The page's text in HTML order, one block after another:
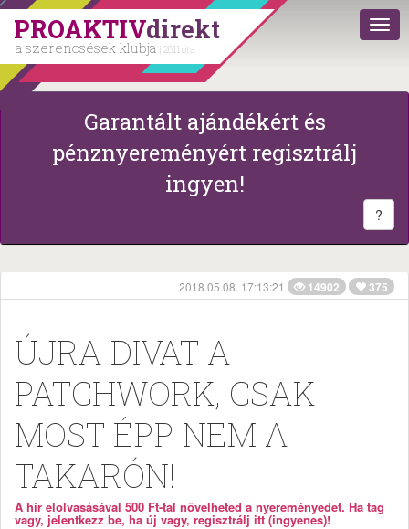
PROAKTIVdirekt
a szerencsések klubja | 2011 óta
Garantált ajándékért és
pénznyereményért regisztrálj
ingyen!
?
2018.05.08. 17:13:21 14902 375
ÚJRA DIVAT A
PATCHWORK, CSAK
MOST ÉPP NEM A
TAKARÓN!
A hír elolvasásával 500 Ft-tal növelheted a nyereményedet. Ha tag
vagy, jelentkezz be, ha új vagy, regisztrálj itt (ingyenes)!